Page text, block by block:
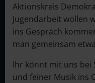
Aktionskreis
Jugendarbeit wollen
ins Gespräch
man gemeinsam
Ihr könnt mit uns bei
und feiner Musik ins